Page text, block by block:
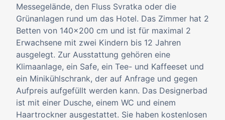
Messegelände, den Fluss Svratka oder die
Grünanlagen rund um das Hotel. Das Zimmer hat 2
Betten von 140×200 cm und ist für maximal 2
Erwachsene mit zwei Kindern bis 12 Jahren
ausgelegt. Zur Ausstattung gehören eine
Klimaanlage, ein Safe, ein Tee- und Kaffeeset und
ein Minikühlschrank, der auf Anfrage und gegen
Aufpreis aufgefüllt werden kann. Das Designerbad
ist mit einer Dusche, einem WC und einem
Haartrockner ausgestattet. Sie haben kostenlosen